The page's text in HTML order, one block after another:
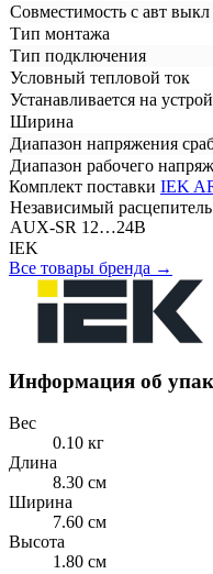
Совместимость с авт выкл
Тип монтажа
Тип подключения
Условный тепловой ток
Устанавливается на
Ширина
Диапазон напряжения
Диапазон рабочего
Комплект поставки IEK
Независимый
AUX-SR 12…24В
IEK
Все товары бренда →
Информация об
Вес
0.10 кг
Длина
8.30 см
Ширина
7.60 см
Высота
1.80 см